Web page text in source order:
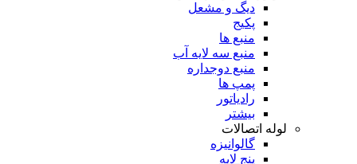
دیگ و مشعل
پکیج
منبع ها
منبع سه لایه آب
منبع دوجداره
پمپ ها
رادیاتور
بیشتر
لوله اتصالات
گالوانیزه
پنج لایه